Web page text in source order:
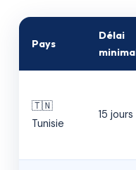
Pays
Délai
🇹🇳
Tunisie
15 jours